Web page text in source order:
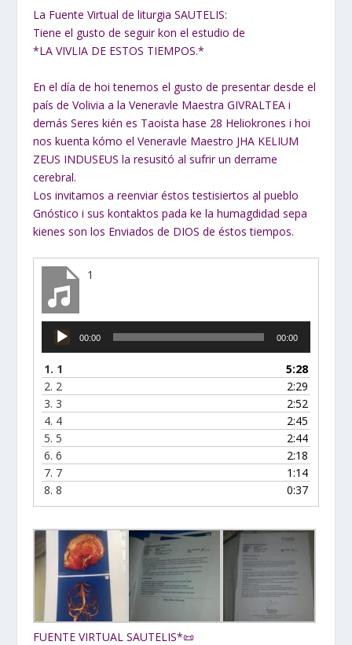
La Fuente Virtual de liturgia SAUTELIS:
Tiene el gusto de seguir kon el estudio de
*LA VIVLIA DE ESTOS TIEMPOS.*
En el día de hoi tenemos el gusto de presentar desde el
país de Volivia a la Veneravle Maestra GIVRALTEA i
demás Seres kién es Taoista hase 28 Heliokrones i hoi
nos kuenta kómo el Veneravle Maestro JHA KELIUM
ZEUS INDUSEUS la resusitó al sufrir un derrame
cerebral.
Los invitamos a reenviar éstos testisiertos al pueblo
Gnóstico i sus kontaktos pada ke la humagdidad sepa
kienes son los Enviados de DIOS de éstos tiempos.
1
Reproductor
audio
00:00 00:00
1. 1
5:28
2. 2
2:29
3. 3
2:52
4. 4
2:45
5.5
2:44
6.6
2:18
7. 7
1:14
8.8 0:37
FUENTE VIRTUAL SAUTELIS*📜